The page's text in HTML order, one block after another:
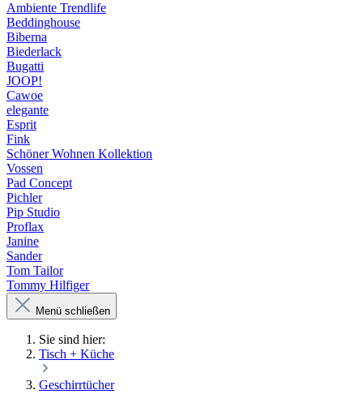
Ambiente Trendlife
Beddinghouse
Biberna
Biederlack
Bugatti
JOOP!
Cawoe
elegante
Esprit
Fink
Schöner Wohnen Kollektion
Vossen
Pad Concept
Pichler
Pip Studio
Proflax
Janine
Sander
Tom Tailor
Tommy Hilfiger
Menü schließen
Sie sind hier:
Tisch + Küche
Geschirrtücher